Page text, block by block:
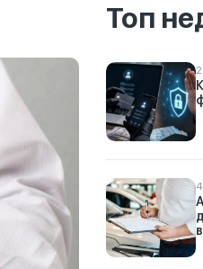
Топ